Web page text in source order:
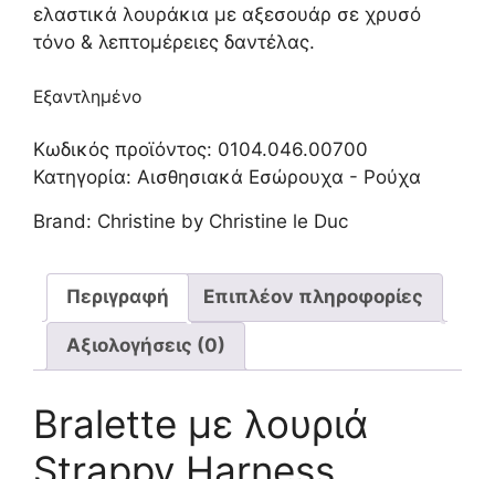
ελαστικά λουράκια με αξεσουάρ σε χρυσό
τόνο & λεπτομέρειες δαντέλας.
Εξαντλημένο
Κωδικός προϊόντος: 0104.046.00700
Κατηγορία: Αισθησιακά Εσώρουχα - Ρούχα
Brand: Christine by Christine le Duc
Περιγραφή Επιπλέον πληροφορίες
Αξιολογήσεις (0)
Bralette με λουριά